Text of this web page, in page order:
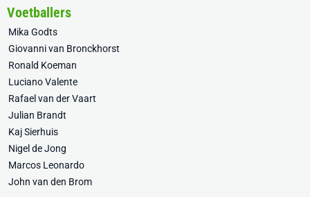
Voetballers
Mika Godts
Giovanni van Bronckhorst
Ronald Koeman
Luciano Valente
Rafael van der Vaart
Julian Brandt
Kaj Sierhuis
Nigel de Jong
Marcos Leonardo
John van den Brom